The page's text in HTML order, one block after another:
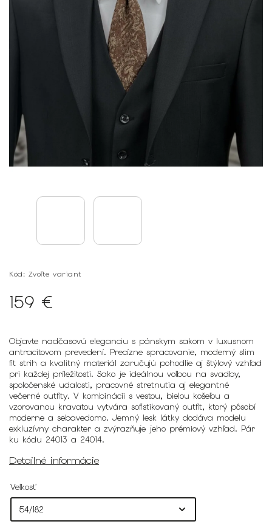
Kód: Zvoľte variant
159 €
Objavte nadčasovú eleganciu s pánskym sakom v luxusnom
antracitovom prevedení. Precízne spracovanie, moderný slim
fit strih a kvalitný materiál zaručujú pohodlie aj štýlový vzhľad
pri každej príležitosti. Sako je ideálnou voľbou na svadby,
spoločenské udalosti, pracovné stretnutia aj elegantné
večerné outfity. V kombinácii s vestou, bielou košeľou a
vzorovanou kravatou vytvára sofistikovaný outfit, ktorý pôsobí
moderne a sebavedomo. Jemný lesk látky dodáva modelu
exkluzívny charakter a zvýrazňuje jeho prémiový vzhľad. Pár
ku kódu 24013 a 24014.
Detailné informácie
Veľkosť